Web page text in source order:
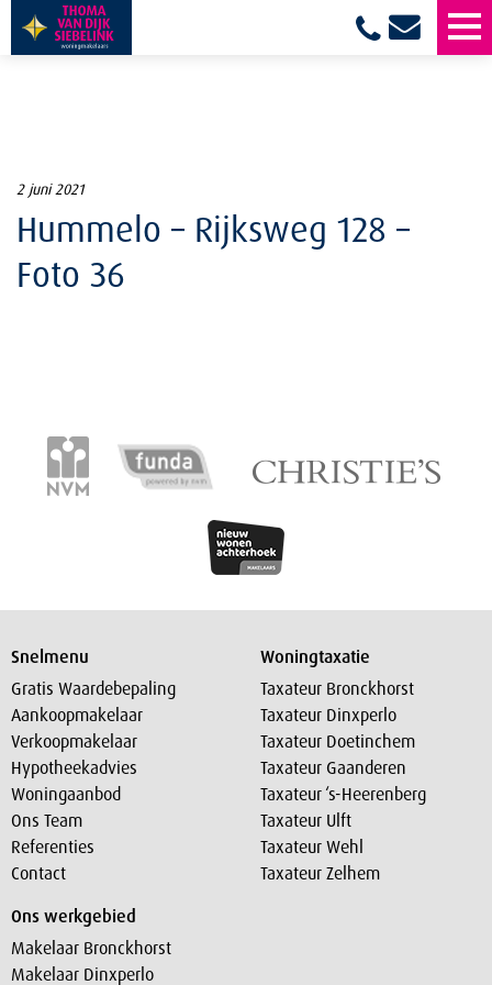
2 juni 2021
Hummelo – Rijksweg 128 –
Foto 36
Snelmenu
Gratis Waardebepaling
Aankoopmakelaar
Verkoopmakelaar
Hypotheekadvies
Woningaanbod
Ons Team
Referenties
Contact
Woningtaxatie
Taxateur Bronckhorst
Taxateur Dinxperlo
Taxateur Doetinchem
Taxateur Gaanderen
Taxateur ‘s-Heerenberg
Taxateur Ulft
Taxateur Wehl
Taxateur Zelhem
Ons werkgebied
Makelaar Bronckhorst
Makelaar Dinxperlo